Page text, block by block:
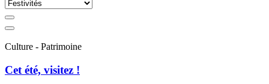
Culture - Patrimoine
Cet été, visitez !